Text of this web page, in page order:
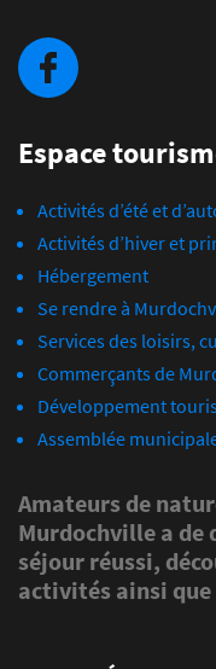
Espace
Activités d’été et
Activités d’hiver et
Hébergement
Se rendre à
Services des loisirs,
Commerçants de
Développement
Assemblée
Amateurs de
Murdochville a de
séjour réussi,
activités ainsi